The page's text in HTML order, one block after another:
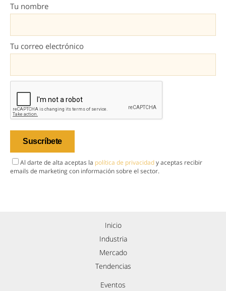
Tu nombre
Tu correo electrónico
Al darte de alta aceptas la política de privacidady aceptas recibir
emails de marketing con información sobre el sector.
Inicio
Industria
Mercado
Tendencias
Eventos